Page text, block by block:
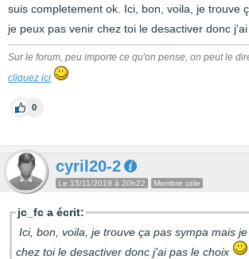
suis completement ok. Ici, bon, voila, je trouve
je peux pas venir chez toi le desactiver donc
Sur le forum, peu importe ce qu'on pense, on peut le
cliquez ici
0
cyril20-2
Le 15/11/2019 à 20h22 Membre utile
jc_fc a écrit:
Ici, bon, voila, je trouve ça pas sympa mais
chez toi le desactiver donc j'ai pas le choix